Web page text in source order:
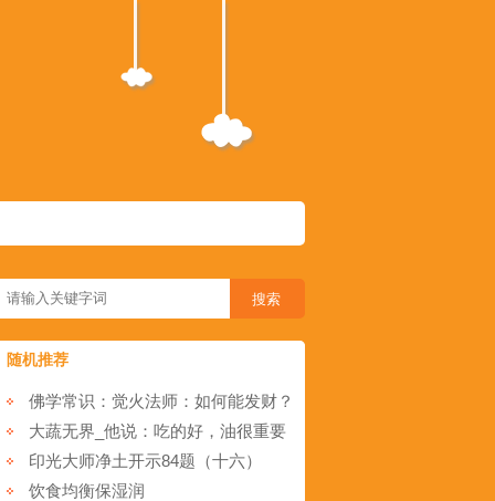
随机推荐
佛学常识：觉火法师：如何能发财？
大蔬无界_他说：吃的好，油很重要
印光大师净土开示84题（十六）
饮食均衡保湿润